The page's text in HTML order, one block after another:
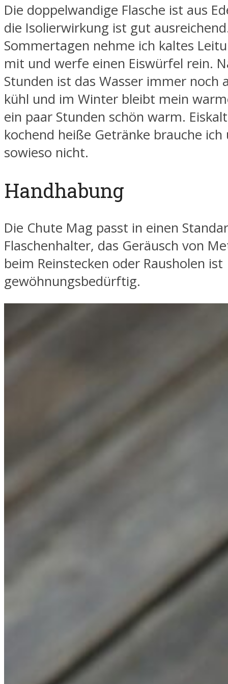
Die doppelwandige Flasche ist aus
die Isolierwirkung ist gut
Sommertagen nehme ich kaltes
mit und werfe einen Eiswürfel rein.
Stunden ist das Wasser immer noch
kühl und im Winter bleibt mein
ein paar Stunden schön warm.
kochend heiße Getränke brauche
sowieso nicht.
Handhabung
Die Chute Mag passt in einen
Flaschenhalter, das Geräusch von
beim Reinstecken oder Rausholen ist
gewöhnungsbedürftig.